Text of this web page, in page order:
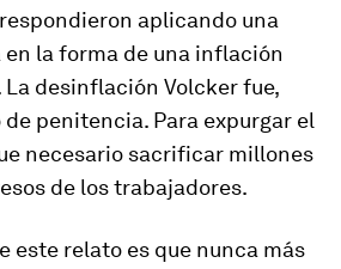
aplicando una
la forma de una inflación
desinflación Volcker fue,
penitencia. Para expurgar el
necesario sacrificar millones
de los trabajadores.
este relato es que nunca más